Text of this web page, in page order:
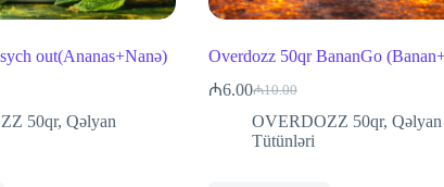
out(Ananas+Nanə)
50qr, Qəlyan
Overdozz 50qr BananGo
₼10.00
Original
price
was:
₼6.00Current
price
is:
OVERDOZZ 50qr, Qəlyan
Tütünləri